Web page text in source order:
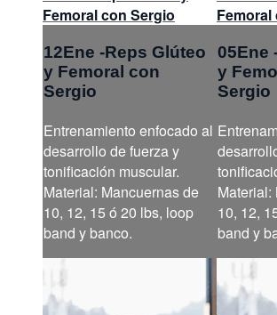
Femoral con Sergio
12Ene -Reps Glúteo
y Femoral con
Sergio
Entrenamiento enfocado al
desarrollo de fuerza y
tonificación muscular.
Material: Mancuernas de
10, 12, 15 ó 20 lbs, loop
band y banco.
Femoral
05Ene
y
Sergio
Material:
10, 12,
band y